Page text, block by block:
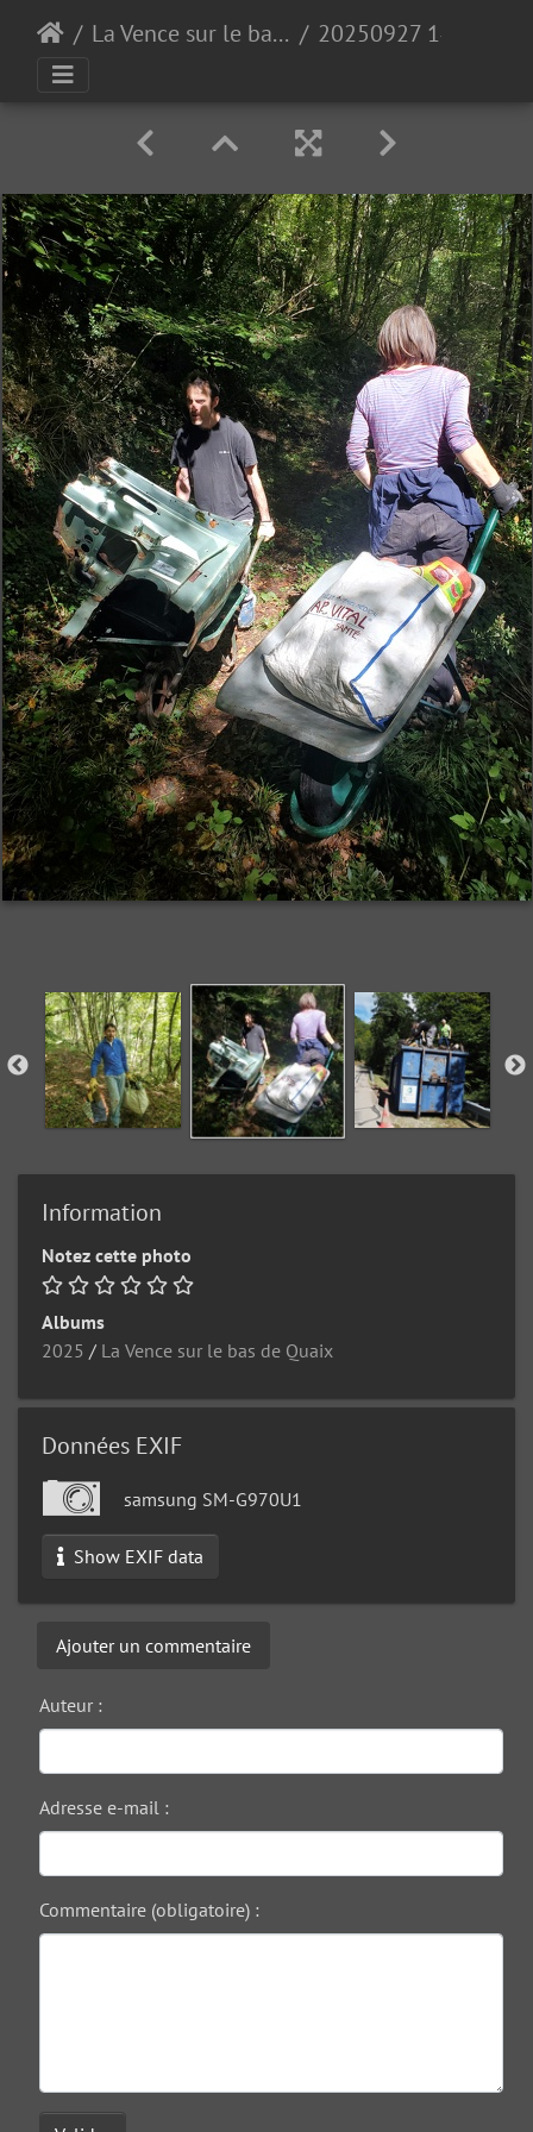
La Vence sur le bas de Quaix 20250927 140136
Information
Notez cette photo
Albums
2025 / La Vence sur le bas de Quaix
Données EXIF
samsung SM-G970U1
Show EXIF data
Ajouter un commentaire
Auteur :
Adresse e-mail :
Commentaire (obligatoire) :